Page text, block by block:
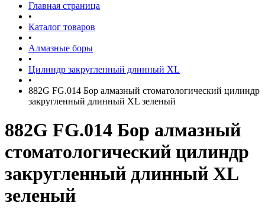
Главная страница
•
Каталог товаров
•
Алмазные боры
•
Цилиндр закругленный длинный XL
•
882G FG.014 Бор алмазный стоматологический цилиндр
закругленный длинный XL зеленый
882G FG.014 Бор алмазный
стоматологический цилиндр
закругленный длинный XL
зеленый